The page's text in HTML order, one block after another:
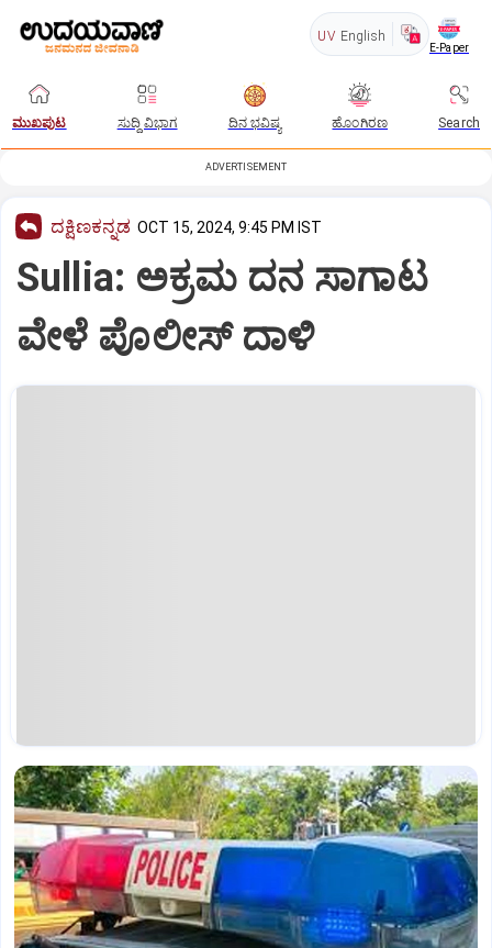
UV English
E-Paper
ಮುಖಪುಟ ಸುದ್ದಿ ವಿಭಾಗ ದಿನ ಭವಿಷ್ಯ ಹೊಂಗಿರಣ Search
ADVERTISEMENT
ದಕ್ಷಿಣಕನ್ನಡ OCT 15, 2024, 9:45 PM IST
Sullia: ಅಕ್ರಮ ದನ ಸಾಗಾಟ
ವೇಳೆ ಪೊಲೀಸ್‌ ದಾಳಿ